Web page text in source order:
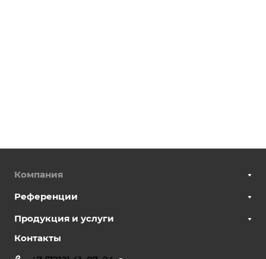
Компания
Референции
Продукция и услуги
Контакты